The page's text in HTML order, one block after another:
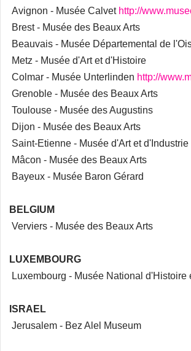
Avignon - Musée Calvet http://
Brest - Musée des Beaux Arts
Beauvais - Musée Départemental de
Metz - Musée d'Art et d'Histoire
Colmar - Musée Unterlinden http://
Grenoble - Musée des Beaux Arts
Toulouse - Musée des Augustins
Dijon - Musée des Beaux Arts
Saint-Etienne - Musée d'Art et d'Industrie
Mâcon - Musée des Beaux Arts
Bayeux - Musée Baron Gérard
BELGIUM
Verviers - Musée des Beaux Arts
LUXEMBOURG
Luxembourg - Musée National d'Histoire
ISRAEL
Jerusalem - Bez Alel Museum